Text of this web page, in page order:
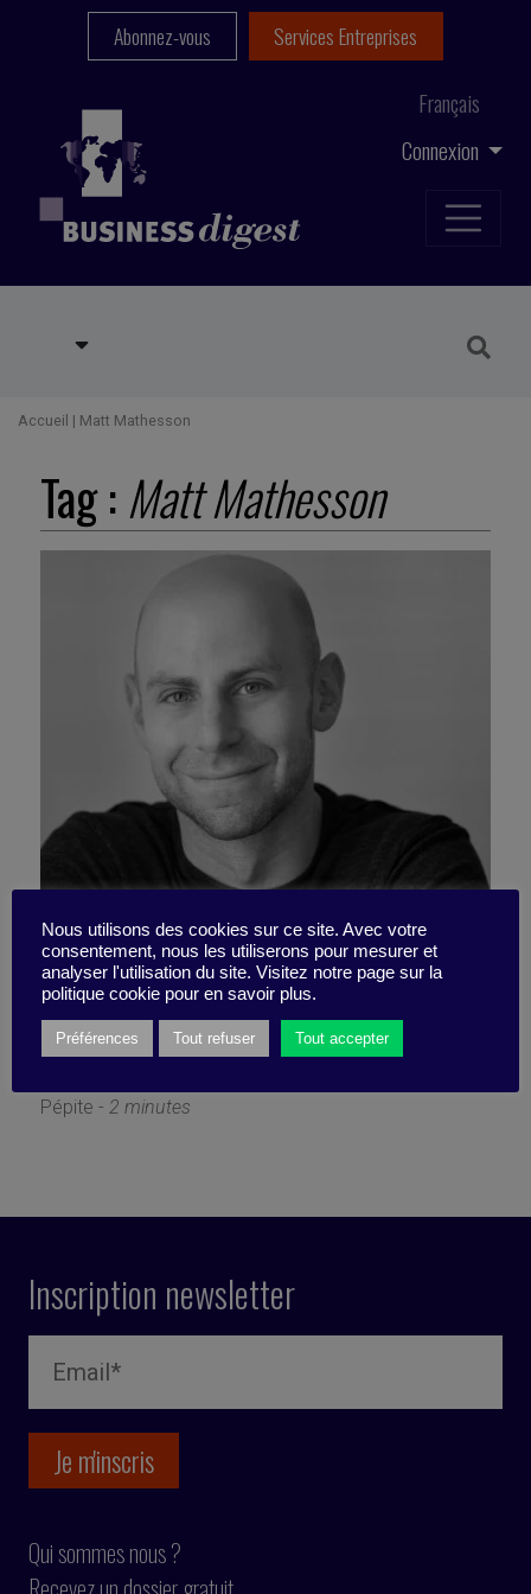
Connexion
Français
Abonnez-vous Services Entreprises
Accueil | Matt Mathesson
Tag :Matt Mathesson
Le perfectionniste
procrastinateur
Pépite - 2 minutes
Inscription newsletter
Qui sommes nous ?
Nous utilisons des cookies sur ce site. Avec votre
consentement, nous les utiliserons pour mesurer et
analyser l'utilisation du site. Visitez notre page sur la
politique cookie pour en savoir plus.
Préférences Tout refuser Tout accepter